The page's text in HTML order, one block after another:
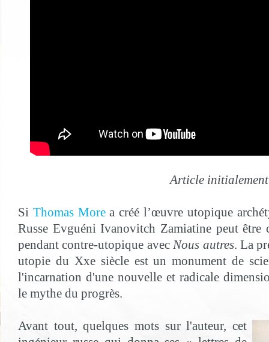
Article
Si Thomas Morea créé l’œuvre utopique
Russe Evguéni Ivanovitch Zamiatine peut être
pendant contre-utopique avecNous autres. La
utopie du Xxe siècle est un monument de
l'incarnation d'une nouvelle et radicale
le mythe du progrès.
Avant tout, quelques mots sur l'auteur, cet